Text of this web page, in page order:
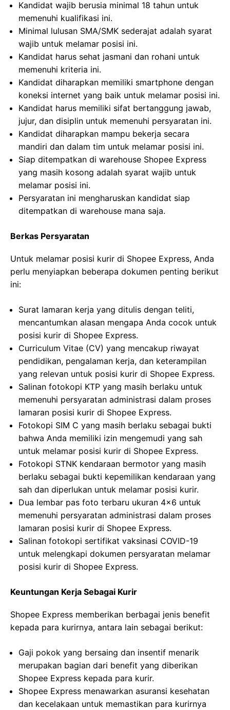
Kandidat wajib berusia minimal 18 tahun untuk
memenuhi kualifikasi ini.
Minimal lulusan SMA/SMK sederajat adalah syarat
wajib untuk melamar posisi ini.
Kandidat harus sehat jasmani dan rohani untuk
memenuhi kriteria ini.
Kandidat diharapkan memiliki smartphone dengan
koneksi internet yang baik untuk melamar posisi ini.
Kandidat harus memiliki sifat bertanggung jawab,
jujur, dan disiplin untuk memenuhi persyaratan ini.
Kandidat diharapkan mampu bekerja secara
mandiri dan dalam tim untuk melamar posisi ini.
Siap ditempatkan di warehouse Shopee Express
yang masih kosong adalah syarat wajib untuk
melamar posisi ini.
Persyaratan ini mengharuskan kandidat siap
ditempatkan di warehouse mana saja.
Berkas Persyaratan
Untuk melamar posisi kurir di Shopee Express, Anda
perlu menyiapkan beberapa dokumen penting berikut
ini:
Surat lamaran kerja yang ditulis dengan teliti,
mencantumkan alasan mengapa Anda cocok untuk
posisi kurir di Shopee Express.
Curriculum Vitae (CV) yang mencakup riwayat
pendidikan, pengalaman kerja, dan keterampilan
yang relevan untuk posisi kurir di Shopee Express.
Salinan fotokopi KTP yang masih berlaku untuk
memenuhi persyaratan administrasi dalam proses
lamaran posisi kurir di Shopee Express.
Fotokopi SIM C yang masih berlaku sebagai bukti
bahwa Anda memiliki izin mengemudi yang sah
untuk melamar posisi kurir di Shopee Express.
Fotokopi STNK kendaraan bermotor yang masih
berlaku sebagai bukti kepemilikan kendaraan yang
sah dan diperlukan untuk melamar posisi kurir.
Dua lembar pas foto terbaru ukuran 4×6 untuk
memenuhi persyaratan administrasi dalam proses
lamaran posisi kurir di Shopee Express.
Salinan fotokopi sertifikat vaksinasi COVID-19
untuk melengkapi dokumen persyaratan melamar
posisi kurir di Shopee Express.
Keuntungan Kerja Sebagai Kurir
Shopee Express memberikan berbagai jenis benefit
kepada para kurirnya, antara lain sebagai berikut:
Gaji pokok yang bersaing dan insentif menarik
merupakan bagian dari benefit yang diberikan
Shopee Express kepada para kurir.
Shopee Express menawarkan asuransi kesehatan
dan kecelakaan untuk memastikan para kurirnya